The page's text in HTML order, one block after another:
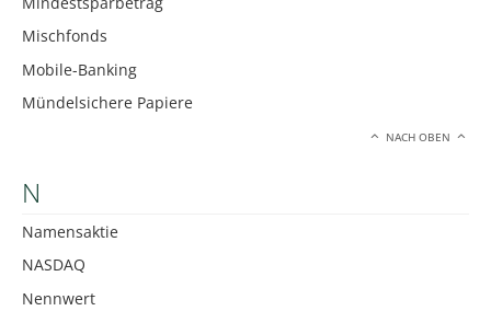
Mischfonds
Mobile-Banking
Mündelsichere Papiere
NACH OBEN
N
Namensaktie
NASDAQ
Nennwert